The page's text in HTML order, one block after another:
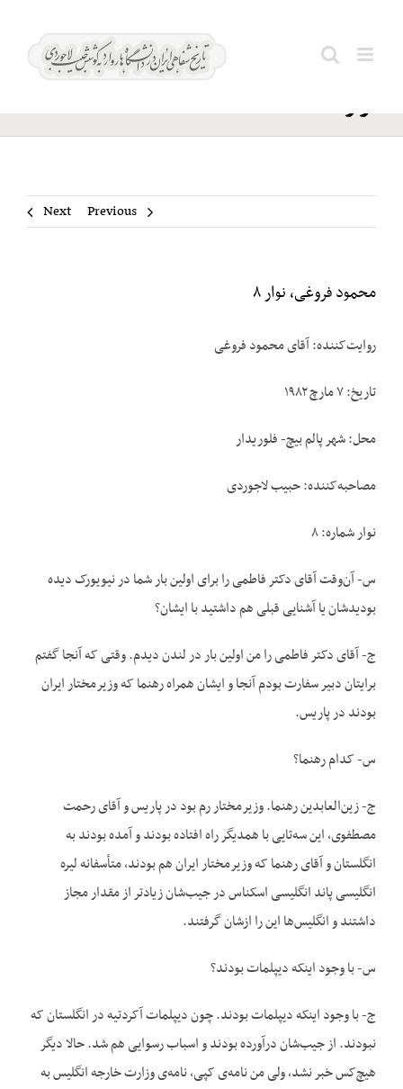
فروغی،
نوار ۸
Previous
Next
محمود فروغی، نوار ۸
روایت‌کننده: آقای محمود فروغی
تاریخ: ۷ مارچ ۱۹۸۲
محل: شهر پالم بیچ- فلوریدار
مصاحبه‌کننده: حبیب لاجوردی
نوار شماره: ۸
س- آن‌وقت آقای دکتر فاطمی را برای اولین بار شما در نیویورک دیده
بودیدشان یا آشنایی قبلی هم داشتید با ایشان؟
ج- آقای دکتر فاطمی را من اولین بار در لندن دیدم. وقتی که آنجا گفتم
برایتان دبیر سفارت بودم آنجا و ایشان همراه رهنما که وزیرمختار ایران
بودند در پاریس.
س- کدام رهنما؟
ج- زین‌العابدین رهنما. وزیرمختار رم بود در پاریس و آقای رحمت
مصطفوی، این سه‌تایی با همدیگر راه افتاده بودند و آمده بودند به
انگلستان و آقای رهنما که وزیرمختار ایران هم بودند، متأسفانه لیره
انگلیسی پاند انگلیسی اسکناس در جیب‌شان زیادتر از مقدار مجاز
داشتند و انگلیس‌ها این را ازشان گرفتند.
س- با وجود اینکه دیپلمات بودند؟
ج- با وجود اینکه دیپلمات بودند. چون دیپلمات آکردتیه در انگلستان که
نبودند. از جیب‌شان درآورده بودند و اسباب رسوایی هم شد. حالا دیگر
هیچ‌کس خبر نشد، ولی من نامه‌ی کپی، نامه‌ی وزارت خارجه انگلیس به